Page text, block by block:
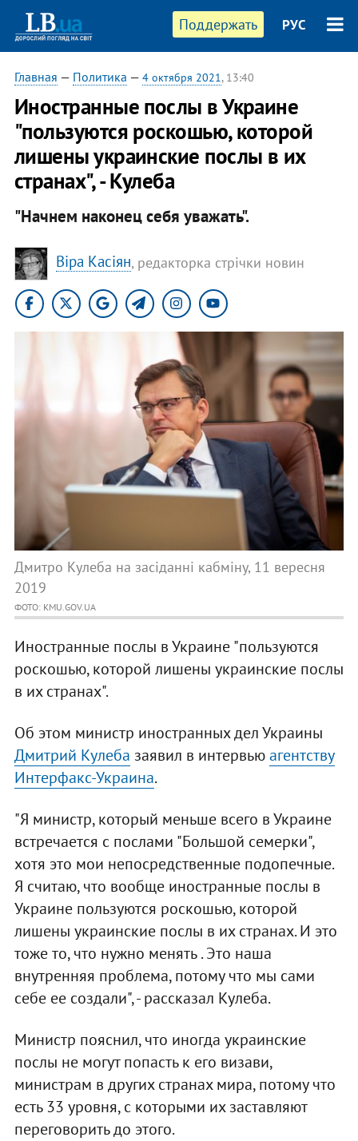
Поддержать РУС
Главная — Политика — 4 октября 2021, 13:40
Иностранные послы в Украине
"пользуются роскошью, которой
лишены украинские послы в их
странах", - Кулеба
"Начнем наконец себя уважать".
Віра Касіян, редакторка стрічки новин
Дмитро Кулеба на засіданні кабміну, 11 вересня
2019
ФОТО: KMU.GOV.UA
Иностранные послы в Украине "пользуются
роскошью, которой лишены украинские послы
в их странах".
Об этом министр иностранных дел Украины
Дмитрий Кулеба заявил в интервьюагентству
Интерфакс-Украина.
"Я министр, который меньше всего в Украине
встречается с послами "Большой семерки",
хотя это мои непосредственные подопечные.
Я считаю, что вообще иностранные послы в
Украине пользуются роскошью, которой
лишены украинские послы в их странах. И это
тоже то, что нужно менять . Это наша
внутренняя проблема, потому что мы сами
себе ее создали", - рассказал Кулеба.
Министр пояснил, что иногда украинские
послы не могут попасть к его визави,
министрам в других странах мира, потому что
есть 33 уровня, с которыми их заставляют
переговорить до этого.